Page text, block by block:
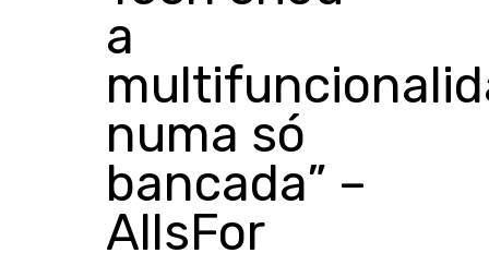
a
numa só
bancada” –
AllsFor